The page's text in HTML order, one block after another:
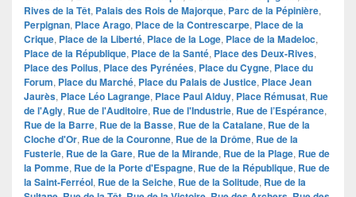
Rives de la Têt, Palais des Rois de Majorque, Parc de la Pépinière,
Perpignan, Place Arago, Place de la Contrescarpe, Place de la
Crique, Place de la Liberté, Place de la Loge, Place de la Madeloc,
Place de la République, Place de la Santé, Place des Deux-Rives,
Place des Poilus, Place des Pyrénées, Place du Cygne, Place du
Forum, Place du Marché, Place du Palais de Justice, Place Jean
Jaurès, Place Léo Lagrange, Place Paul Alduy, Place Rémusat, Rue
de l'Agly, Rue de l'Auditoire, Rue de l'Industrie, Rue de l’Espérance,
Rue de la Barre, Rue de la Basse, Rue de la Catalane, Rue de la
Cloche d'Or, Rue de la Couronne, Rue de la Drôme, Rue de la
Fusterie, Rue de la Gare, Rue de la Mirande, Rue de la Plage, Rue de
la Pomme, Rue de la Porte d'Espagne, Rue de la République, Rue de
la Saint-Ferréol, Rue de la Seiche, Rue de la Solitude, Rue de la